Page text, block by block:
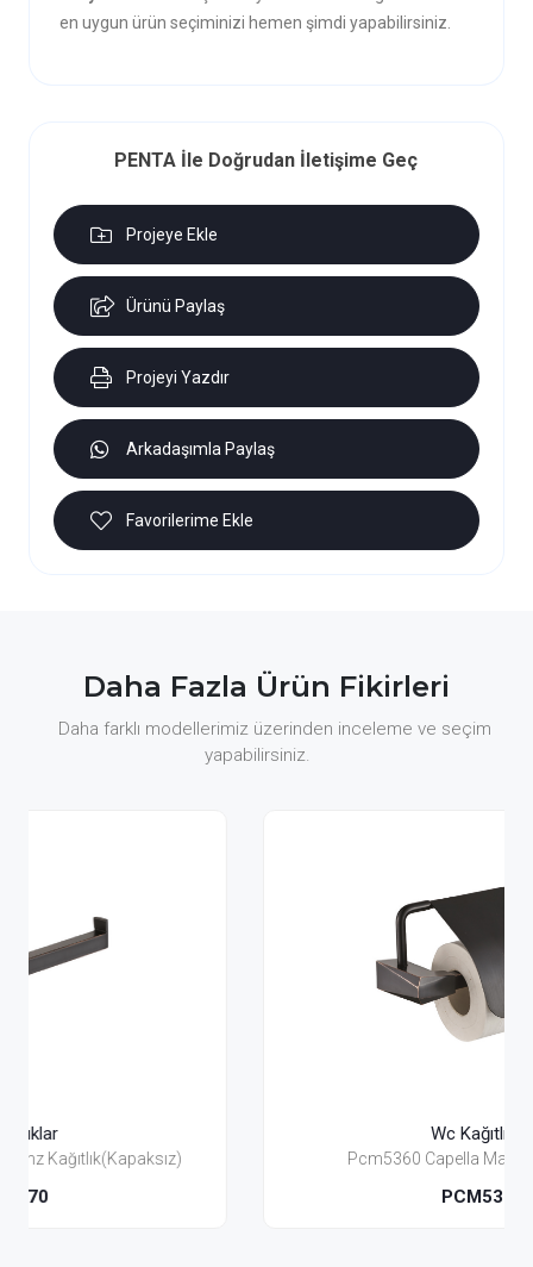
en uygun ürün seçiminizi hemen şimdi yapabilirsiniz.
PENTA İle Doğrudan İletişime Geç
Projeye Ekle
Ürünü Paylaş
Projeyi Yazdır
Arkadaşımla Paylaş
Favorilerime Ekle
Daha Fazla Ürün Fikirleri
Daha farklı modellerimiz üzerinden inceleme ve seçim
yapabilirsiniz.
Pcm5360 Capella Mat Bronz Kağıtlık